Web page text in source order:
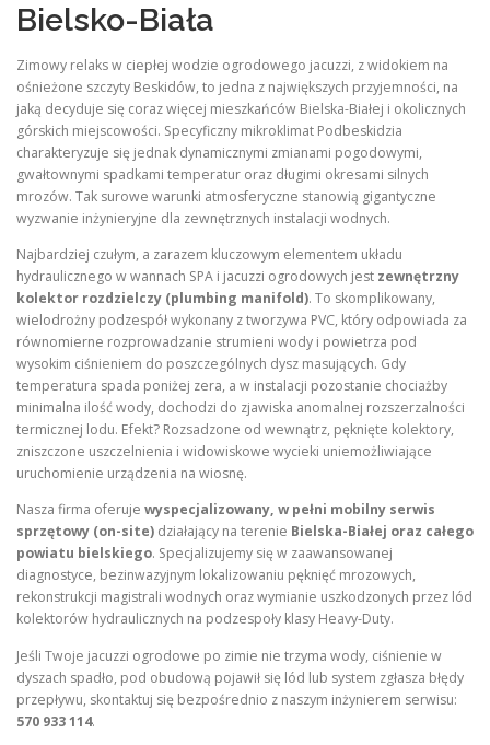
Bielsko-Biała
Zimowy relaks w ciepłej wodzie ogrodowego jacuzzi, z widokiem na
ośnieżone szczyty Beskidów, to jedna z największych przyjemności, na
jaką decyduje się coraz więcej mieszkańców Bielska-Białej i okolicznych
górskich miejscowości. Specyficzny mikroklimat Podbeskidzia
charakteryzuje się jednak dynamicznymi zmianami pogodowymi,
gwałtownymi spadkami temperatur oraz długimi okresami silnych
mrozów. Tak surowe warunki atmosferyczne stanowią gigantyczne
wyzwanie inżynieryjne dla zewnętrznych instalacji wodnych.
Najbardziej czułym, a zarazem kluczowym elementem układu
hydraulicznego w wannach SPA i jacuzzi ogrodowych jest zewnętrzny
kolektor rozdzielczy (plumbing manifold). To skomplikowany,
wielodrożny podzespół wykonany z tworzywa PVC, który odpowiada za
równomierne rozprowadzanie strumieni wody i powietrza pod
wysokim ciśnieniem do poszczególnych dysz masujących. Gdy
temperatura spada poniżej zera, a w instalacji pozostanie chociażby
minimalna ilość wody, dochodzi do zjawiska anomalnej rozszerzalności
termicznej lodu. Efekt? Rozsadzone od wewnątrz, pęknięte kolektory,
zniszczone uszczelnienia i widowiskowe wycieki uniemożliwiające
uruchomienie urządzenia na wiosnę.
Nasza firma oferuje wyspecjalizowany, w pełni mobilny serwis
sprzętowy (on-site) działający na terenie Bielska-Białej oraz całego
powiatu bielskiego. Specjalizujemy się w zaawansowanej
diagnostyce, bezinwazyjnym lokalizowaniu pęknięć mrozowych,
rekonstrukcji magistrali wodnych oraz wymianie uszkodzonych przez lód
kolektorów hydraulicznych na podzespoły klasy Heavy-Duty.
Jeśli Twoje jacuzzi ogrodowe po zimie nie trzyma wody, ciśnienie w
dyszach spadło, pod obudową pojawił się lód lub system zgłasza błędy
przepływu, skontaktuj się bezpośrednio z naszym inżynierem serwisu:
570 933 114.